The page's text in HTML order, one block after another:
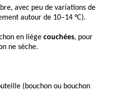
avec peu de variations de
autour de 10–14 °C).
en liège couchées, pour
ne sèche.
(bouchon ou bouchon